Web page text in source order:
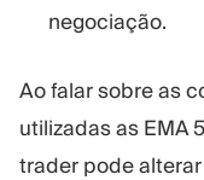
negociação.
Ao falar sobre as
utilizadas as EMA
trader pode